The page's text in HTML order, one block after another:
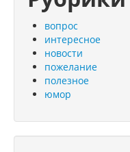
вопрос
интересное
новости
пожелание
полезное
юмор